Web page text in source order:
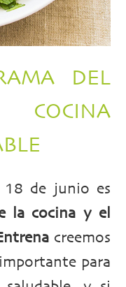
DEL
de junio es
la cocina y el
creemos
para